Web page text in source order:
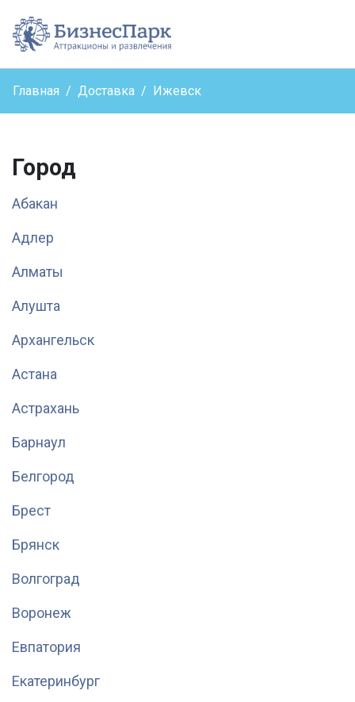
Бизнес парк -
Главная Доставка Ижевск
Город
Абакан
Адлер
Алматы
Алушта
Архангельск
Астана
Астрахань
Барнаул
Белгород
Брест
Брянск
Волгоград
Воронеж
Евпатория
Екатеринбург